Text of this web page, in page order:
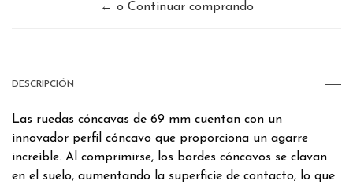
← o Continuar comprando
DESCRIPCIÓN
Las ruedas cóncavas de 69 mm cuentan con un
innovador perfil cóncavo que proporciona un agarre
increíble. Al comprimirse, los bordes cóncavos se clavan
en el suelo, aumentando la superficie de contacto, lo que